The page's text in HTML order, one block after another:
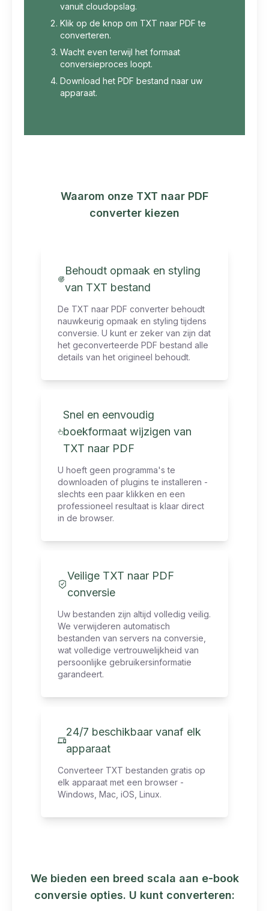
vanuit cloudopslag.
Klik op de knop om TXT naar PDF te
converteren.
Wacht even terwijl het formaat
conversieproces loopt.
Download het PDF bestand naar uw
apparaat.
Waarom onze TXT naar PDF
converter kiezen
Behoudt opmaak en styling
van TXT bestand
De TXT naar PDF converter behoudt
nauwkeurig opmaak en styling tijdens
conversie. U kunt er zeker van zijn dat
het geconverteerde PDF bestand alle
details van het origineel behoudt.
Snel en eenvoudig
boekformaat wijzigen van
TXT naar PDF
U hoeft geen programma's te
downloaden of plugins te installeren -
slechts een paar klikken en een
professioneel resultaat is klaar direct
in de browser.
Veilige TXT naar PDF
conversie
Uw bestanden zijn altijd volledig veilig.
We verwijderen automatisch
bestanden van servers na conversie,
wat volledige vertrouwelijkheid van
persoonlijke gebruikersinformatie
garandeert.
24/7 beschikbaar vanaf elk
apparaat
Converteer TXT bestanden gratis op
elk apparaat met een browser -
Windows, Mac, iOS, Linux.
We bieden een breed scala aan e-book
conversie opties. U kunt converteren: